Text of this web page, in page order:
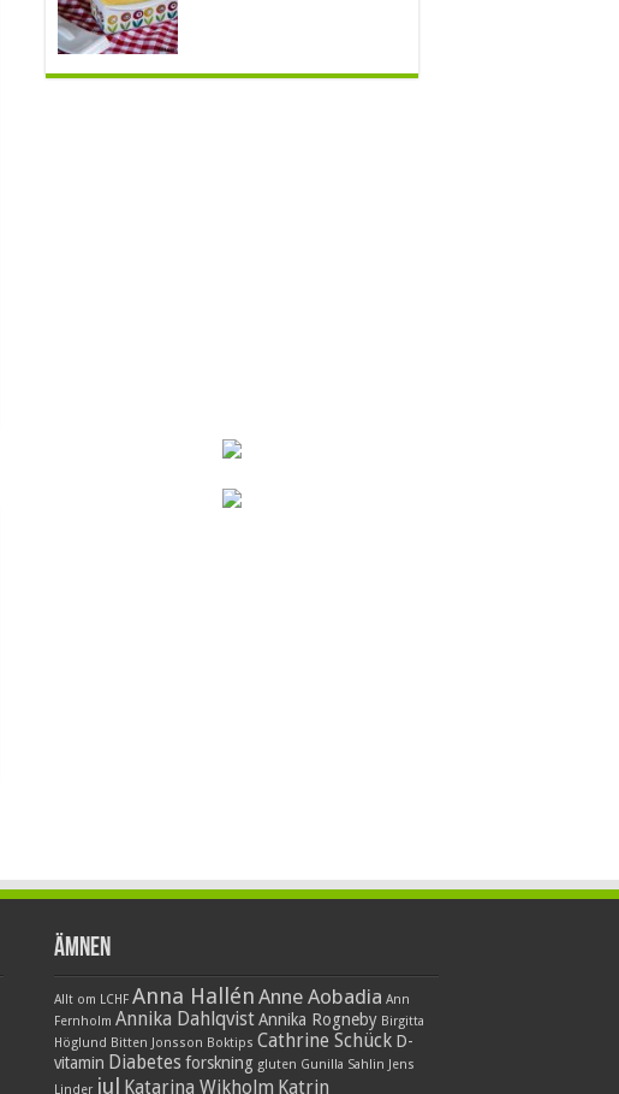
Ämnen
Allt om LCHF Anna Hallén Anne Aobadia Ann
Fernholm Annika DahlqvistAnnika Rogneby Birgitta
Höglund Bitten Jonsson Boktips Cathrine Schück D-
vitamin Diabetes forskning gluten Gunilla Sahlin
Jens
Linder jul Katarina Wikholm Katrin